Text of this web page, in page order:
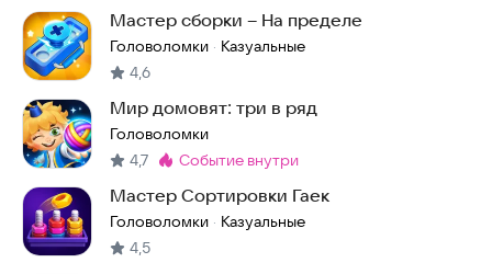
Мастер сборки – На пределе
Головоломки · Казуальные
4,6
Мир домовят: три в ряд
Головоломки
4,7 Метка:
событие внутри
Мастер Сортировки Гаек
Головоломки · Казуальные
4,5